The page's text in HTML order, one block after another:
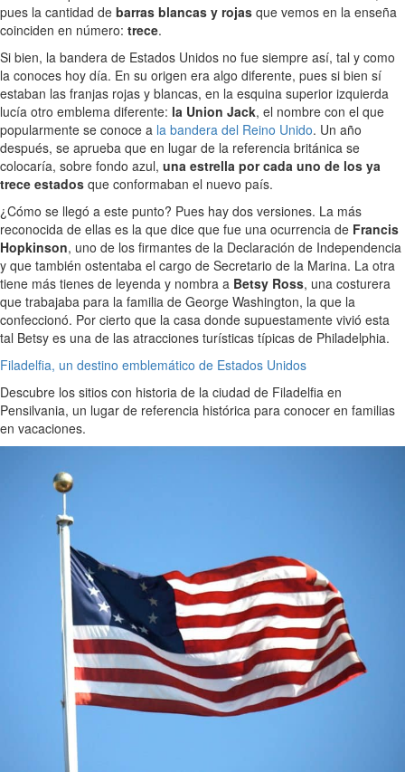
pues la cantidad de barras blancas y rojas que vemos en la enseña
coinciden en número: trece.
Si bien, la bandera de Estados Unidos no fue siempre así, tal y como
la conoces hoy día. En su origen era algo diferente, pues si bien sí
estaban las franjas rojas y blancas, en la esquina superior izquierda
lucía otro emblema diferente: la Union Jack, el nombre con el que
popularmente se conoce a la bandera del Reino Unido. Un año
después, se aprueba que en lugar de la referencia británica se
colocaría, sobre fondo azul, una estrella por cada uno de los ya
trece estados que conformaban el nuevo país.
¿Cómo se llegó a este punto? Pues hay dos versiones. La más
reconocida de ellas es la que dice que fue una ocurrencia de Francis
Hopkinson, uno de los firmantes de la Declaración de Independencia
y que también ostentaba el cargo de Secretario de la Marina. La otra
tiene más tienes de leyenda y nombra a Betsy Ross, una costurera
que trabajaba para la familia de George Washington, la que la
confeccionó. Por cierto que la casa donde supuestamente vivió esta
tal Betsy es una de las atracciones turísticas típicas de Philadelphia.
Filadelfia, un destino emblemático de Estados Unidos
Descubre los sitios con historia de la ciudad de Filadelfia en
Pensilvania, un lugar de referencia histórica para conocer en familias
en vacaciones.